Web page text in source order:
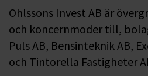
Ohlssons Invest AB är
och koncernmoder till,
Puls AB, Bensinteknik AB,
och Tintorella Fastigheter